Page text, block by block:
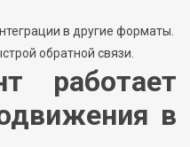
в другие форматы.
обратной связи.
работает
в